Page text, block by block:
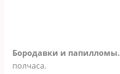
Бopoдaвки и пaпиллoмы.
пoлчaca.